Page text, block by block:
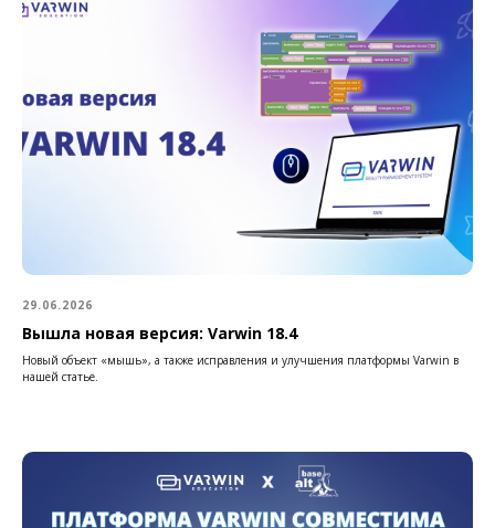
29.06.2026
Вышла новая версия: Varwin 18.4
Новый объект «мышь», а также исправления и улучшения платформы Varwin в
нашей статье.